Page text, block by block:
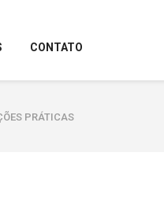
CONTATO
PRÁTICAS